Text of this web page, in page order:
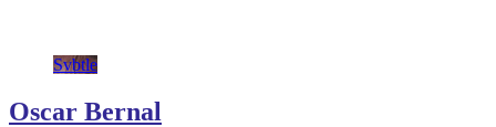
Svbtle
Oscar Bernal